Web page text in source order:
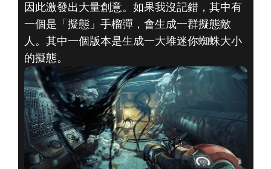
因此激發出大量創意。如果我沒記錯，其中有
一個是「擬態」手榴彈，會生成一群擬態敵
人。其中一個版本是生成一大堆迷你蜘蛛大小
的擬態。